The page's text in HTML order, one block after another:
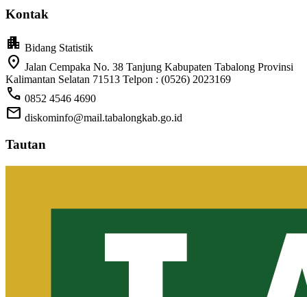
Kontak
apartment Bidang Statistik
location_on Jalan Cempaka No. 38 Tanjung Kabupaten Tabalong Provinsi
Kalimantan Selatan 71513 Telpon : (0526) 2023169
call 0852 4546 4690
mail diskominfo@mail.tabalongkab.go.id
Tautan